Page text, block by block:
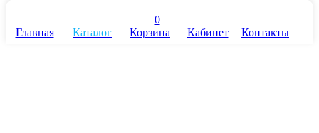
Главная Каталог
0
Корзина
Кабинет Контакты